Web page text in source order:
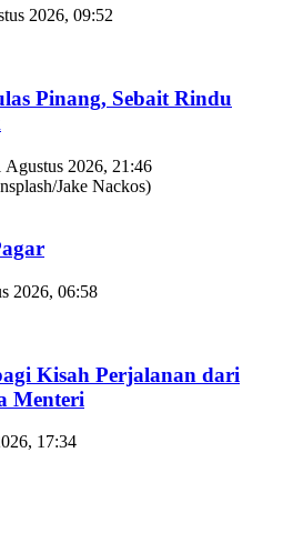
2026, 09:52
Pinang, Sebait Rindu
Agustus 2026, 21:46
2026, 06:58
Kisah Perjalanan dari
Menteri
17:34